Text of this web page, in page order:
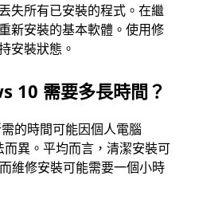
失所有已安裝的程式。在繼
新安裝的基本軟體。使用修
安裝狀態。
10 需要多長時間？
的時間可能因個人電腦
而異。平均而言，清潔安裝可
維修安裝可能需要一個小時